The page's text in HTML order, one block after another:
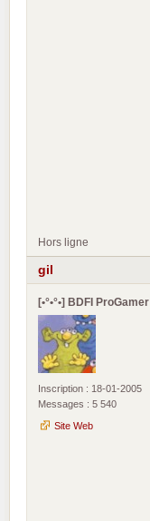
Hors ligne
gil
[•°•°•] BDFI ProGamer
Inscription : 18-01-2005
Messages : 5 540
Site Web